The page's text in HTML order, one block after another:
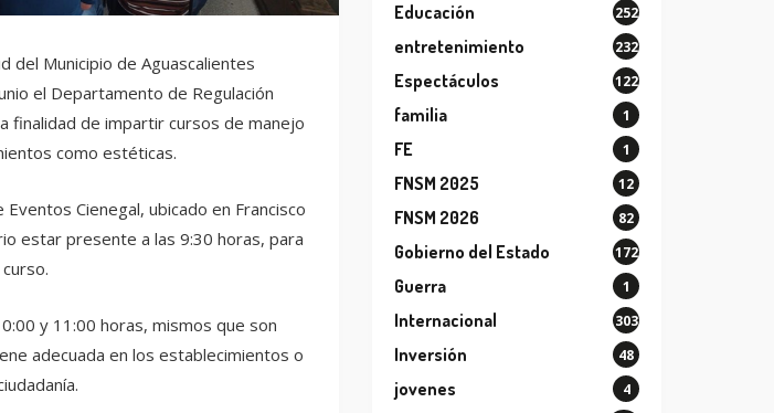
del Municipio de Aguascalientes
el Departamento de Regulación
finalidad de impartir cursos de manejo
como estéticas.
Eventos Cienegal, ubicado en Francisco
estar presente a las 9:30 horas, para
y 11:00 horas, mismos que son
adecuada en los establecimientos o
Educación 252
entretenimiento 232
Espectáculos 122
familia 1
FE 1
FNSM 2025 12
FNSM 2026 82
Gobierno del Estado 172
Guerra 1
Internacional 303
Inversión 48
jovenes 4